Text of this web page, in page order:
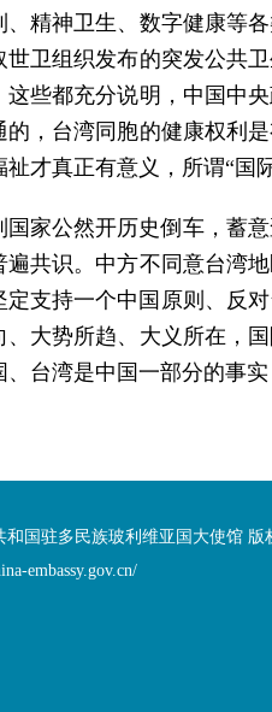
、精神卫生、数字健康等
世卫组织发布的突发公共
这些都充分说明，中国中
，台湾同胞的健康权利
才真正有意义，所谓“国
国家公然开历史倒车，蓄
共识。中方不同意台湾
定支持一个中国原则、反
大势所趋、大义所在，
台湾是中国一部分的事
和国驻多民族玻利维亚国大使馆 版
embassy.gov.cn/